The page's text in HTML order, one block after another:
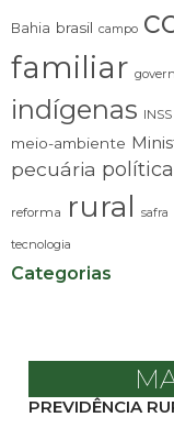
Bahia brasil campo
familiar
indígenas INSS
meio-ambiente
pecuária política
reforma rural safra
tecnologia
Categorias
PREVIDÊNCIA